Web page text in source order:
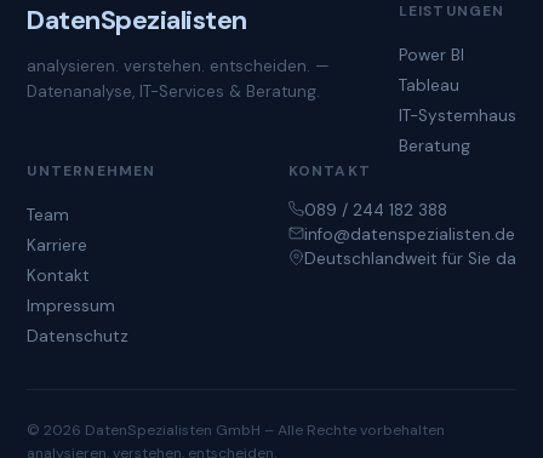
DatenSpezialisten
analysieren. verstehen. entscheiden. —
Datenanalyse, IT-Services & Beratung.
LEISTUNGEN
Power BI
Tableau
IT-Systemhaus
Beratung
UNTERNEHMEN
Team
Karriere
Kontakt
Impressum
Datenschutz
KONTAKT
089 / 244 182 388
info@datenspezialisten.de
Deutschlandweit für Sie da
© 2026 DatenSpezialisten GmbH – Alle Rechte vorbehalten
analysieren. verstehen. entscheiden.